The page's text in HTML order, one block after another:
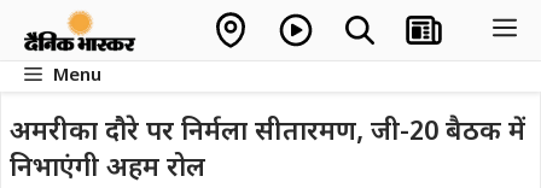
contentMenu
अमरीका दौरे पर निर्मला सीतारमण, जी-20 बैठक में
निभाएंगी अहम रोल